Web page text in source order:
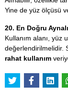
Yine de yüz ölçüsü
20. En Doğru
Kullanım alanı, yüz
değerlendirilmelidir.
rahat kullanım